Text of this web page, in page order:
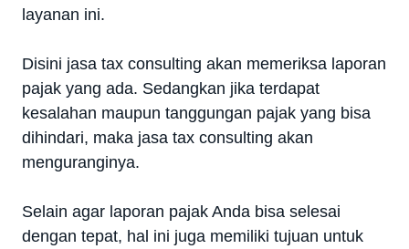
layanan ini.
Disini jasa tax consulting akan memeriksa laporan
pajak yang ada. Sedangkan jika terdapat
kesalahan maupun tanggungan pajak yang bisa
dihindari, maka jasa tax consulting akan
menguranginya.
Selain agar laporan pajak Anda bisa selesai
dengan tepat, hal ini juga memiliki tujuan untuk